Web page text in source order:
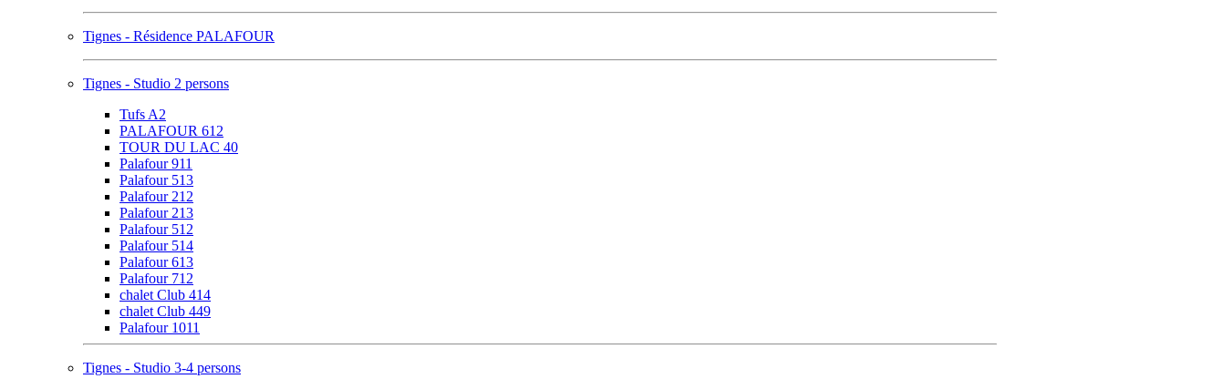
Tignes - Résidence PALAFOUR
Tignes - Studio 2 persons
Tufs A2
PALAFOUR 612
TOUR DU LAC 40
Palafour 911
Palafour 513
Palafour 212
Palafour 213
Palafour 512
Palafour 514
Palafour 613
Palafour 712
chalet Club 414
chalet Club 449
Palafour 1011
Tignes - Studio 3-4 persons